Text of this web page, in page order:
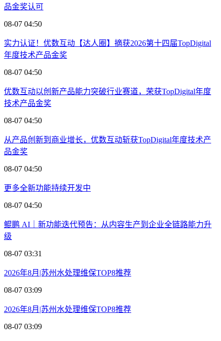
品金奖认可
08-07 04:50
实力认证！优数互动【达人圈】摘获2026第十四届TopDigital
年度技术产品金奖
08-07 04:50
优数互动以创新产品能力突破行业赛道，荣获TopDigital年度
技术产品金奖
08-07 04:50
从产品创新到商业增长，优数互动斩获TopDigital年度技术产
品金奖
08-07 04:50
更多全新功能持续开发中
08-07 04:50
鲲鹏 AI｜新功能迭代预告：从内容生产到企业全链路能力升
级
08-07 03:31
2026年8月|苏州水处理维保TOP8推荐
08-07 03:09
2026年8月|苏州水处理维保TOP8推荐
08-07 03:09